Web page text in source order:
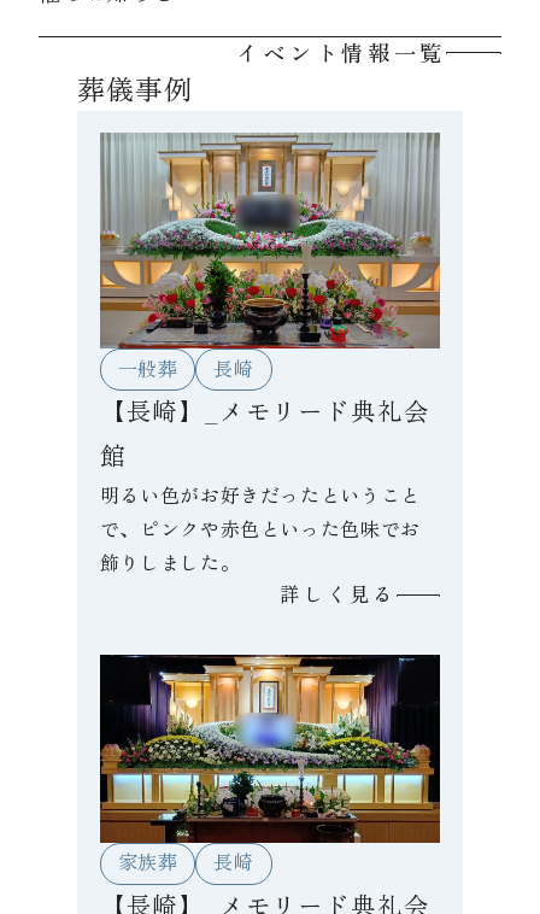
イベント情報一覧
葬儀事例
一般葬 長崎
【長崎】_メモリード典礼会
館
明るい色がお好きだったということ
で、ピンクや赤色といった色味でお
飾りしました。
詳しく見る
家族葬 長崎
【長崎】_メモリード典礼会